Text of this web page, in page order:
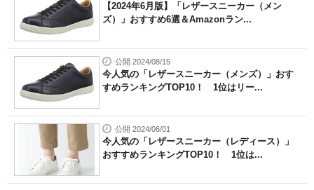
【2024年6月版】「レザースニーカー（メン
ズ）」おすすめ6選＆Amazonラン...
公開 2024/08/15
今人気の「レザースニーカー（メンズ）」おす
すめランキングTOP10！ 1位はリー...
公開 2024/06/01
今人気の「レザースニーカー（レディース）」
おすすめランキングTOP10！ 1位は...